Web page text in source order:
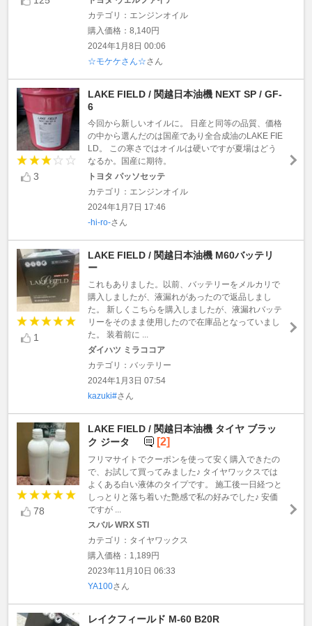
カテゴリ：エンジンオイル
購入価格：8,140円
2024年1月8日 00:06
☆モケケさん☆さん
3
LAKE FIELD / 関越日本油機 NEXT SP / GF-
6
今回から新しいオイルに。 日産と同等の品質、価格
の中から選んだのは国産であり全合成油のLAKE FIE
LD。 この寒さではオイルは硬いですが夏場はどう
なるか。国産に期待。
トヨタ パッソセッテ
カテゴリ：エンジンオイル
2024年1月7日 17:46
-hi-ro-さん
1
LAKE FIELD / 関越日本油機 M60バッテリ
ー
これもありました。以前、バッテリーをメルカリで
購入しましたが、液漏れがあったので返品しまし
た。 新しくこちらを購入しましたが、液漏れバッテ
リーをそのまま使用したので在庫品となっていまし
た。 装着前に ...
ダイハツ ミラココア
カテゴリ：バッテリー
2024年1月3日 07:54
kazuki#さん
78
LAKE FIELD / 関越日本油機 タイヤ ブラッ
ク ジータ
[2]
フリマサイトでクーポンを使って安く購入できたの
で、お試して買ってみました♪ タイヤワックスでは
よくある白い液体のタイプです。 施工後一日経つと
しっとりと落ち着いた艶感で私の好みでした♪ 安価
ですが ...
スバル WRX STI
カテゴリ：タイヤワックス
購入価格：1,189円
2023年11月10日 06:33
YA100さん
レイクフィールド M-60 B20R